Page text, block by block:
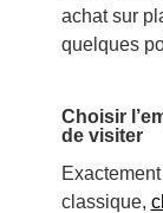
achat sur
quelques
Choisir
de visiter
classique,